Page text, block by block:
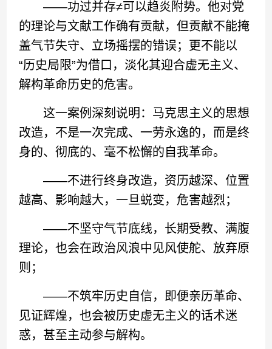
——功过并存≠可以趋炎附势。他对党
的理论与文献工作确有贡献，但贡献不能掩
盖气节失守、立场摇摆的错误；更不能以
“历史局限”为借口，淡化其迎合虚无主义、
解构革命历史的危害。
这一案例深刻说明：马克思主义的思想
改造，不是一次完成、一劳永逸的，而是终
身的、彻底的、毫不松懈的自我革命。
——不进行终身改造，资历越深、位置
越高、影响越大，一旦蜕变，危害越烈；
——不坚守气节底线，长期受教、满腹
理论，也会在政治风浪中见风使舵、放弃原
则；
——不筑牢历史自信，即便亲历革命、
见证辉煌，也会被历史虚无主义的话术迷
惑，甚至主动参与解构。